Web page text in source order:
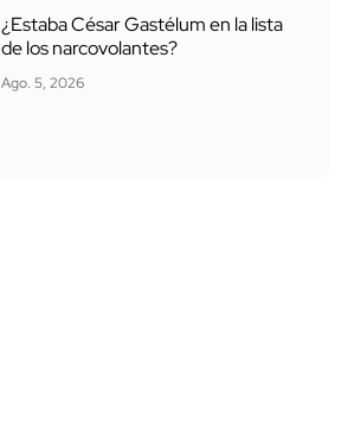
¿Estaba César Gastélum en la lista
de los narcovolantes?
Ago. 5, 2026